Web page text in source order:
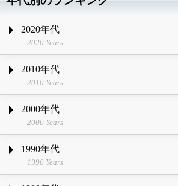
2020年代
2020 Years
2010年代
2010 Years
2000年代
2000 Years
1990年代
1990 Years